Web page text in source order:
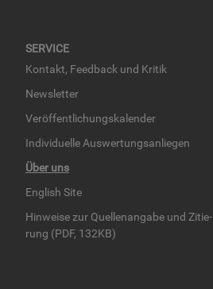
SER­VICE
Kon­takt, Feed­back und Kri­tik
News­let­ter
Ver­öf­fent­li­chungs­ka­len­der
In­di­vi­du­el­le Aus­wer­tungs­an­lie­gen
Über uns
English Site
Hin­wei­se zur Quel­len­an­ga­be und Zi­tie­
rung (PDF, 132KB)